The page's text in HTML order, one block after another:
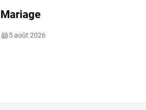
Mariage
5 août 2026